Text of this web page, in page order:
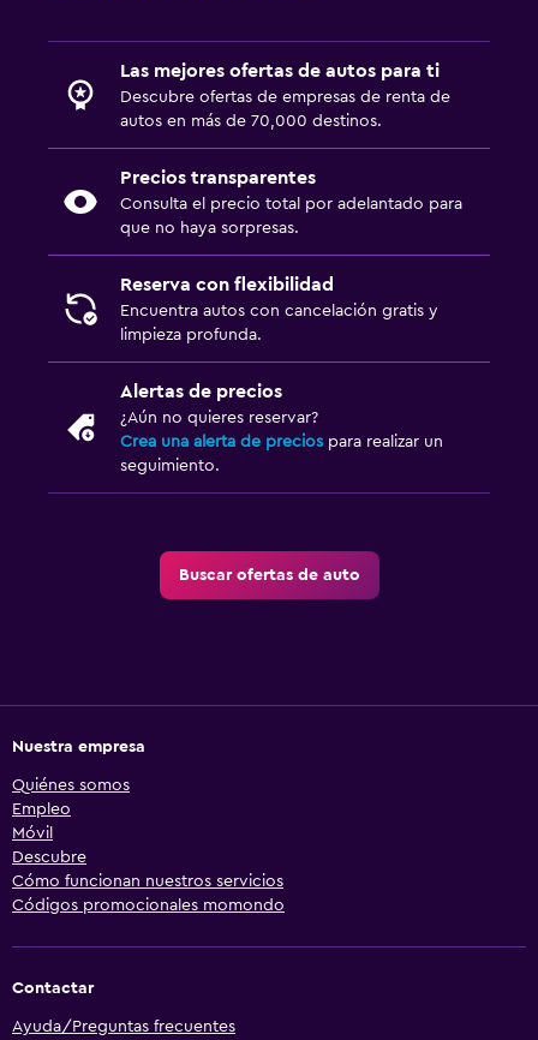
Las mejores ofertas de autos para ti
Descubre ofertas de empresas de renta de
autos en más de 70,000 destinos.
Precios transparentes
Consulta el precio total por adelantado para
que no haya sorpresas.
Reserva con flexibilidad
Encuentra autos con cancelación gratis y
limpieza profunda.
Alertas de precios
¿Aún no quieres reservar?
Crea una alerta de precios para realizar un
seguimiento.
Buscar ofertas de auto
Nuestra empresa
Quiénes somos
Empleo
Móvil
Descubre
Cómo funcionan nuestros servicios
Códigos promocionales momondo
Contactar
Ayuda/Preguntas frecuentes